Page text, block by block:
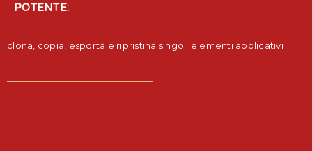
POTENTE:
clona, copia, esporta e ripristina singoli elementi applicativi